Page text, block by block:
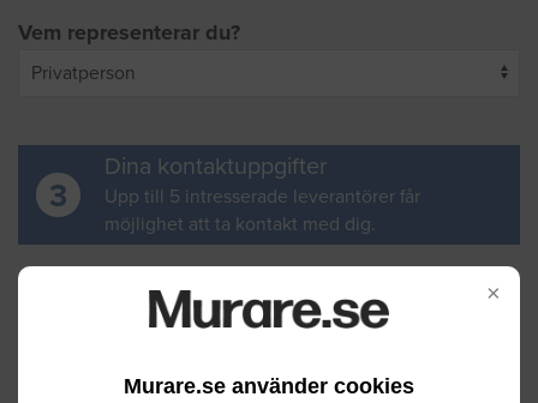
×
Murare.se använder cookies
Vem representerar du?
3
Dina kontaktuppgifter
Upp till 5 intresserade leverantörer får
möjlighet att ta kontakt med dig.
Ditt för- och efternamn
Din e-postadress